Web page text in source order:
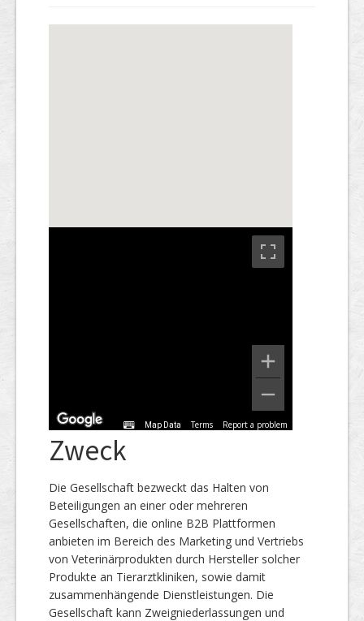
Map Data Terms Report a problem
Zweck
Die Gesellschaft bezweckt das Halten von
Beteiligungen an einer oder mehreren
Gesellschaften, die online B2B Plattformen
anbieten im Bereich des Marketing und Vertriebs
von Veterinärprodukten durch Hersteller solcher
Produkte an Tierarztkliniken, sowie damit
zusammenhängende Dienstleistungen. Die
Gesellschaft kann Zweigniederlassungen und